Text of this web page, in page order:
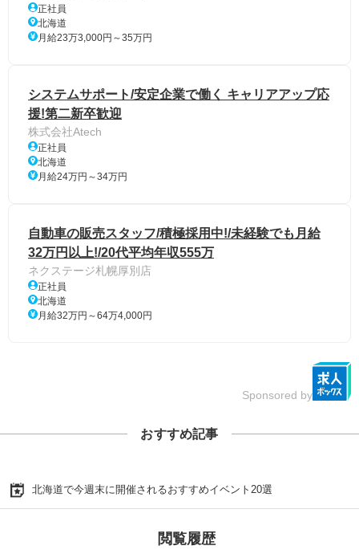
正社員
北海道
月給23万3,000円～35万円
システムサポート/安定企業で働く キャリアアップ応
援!第二新卒歓迎
株式会社Atech
正社員
北海道
月給24万円～34万円
自動車の販売スタッフ/積極採用中!/未経験でも月給
32万円以上!/20代平均年収555万
ネクステージ札幌厚別店
正社員
北海道
月給32万円～64万4,000円
Sponsored by
おすすめ記事
北海道で今週末に開催されるおすすめイベント20選
閲覧履歴